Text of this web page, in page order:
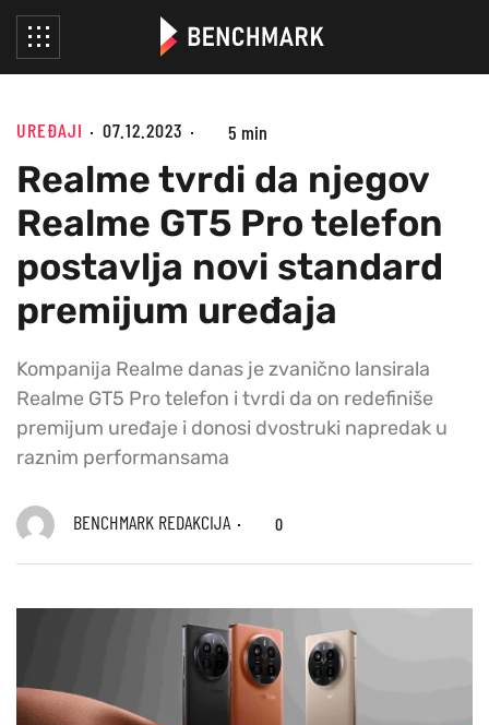
UREĐAJI 07.12.2023 5 min
Realme tvrdi da njegov
Realme GT5 Pro telefon
postavlja novi standard
premijum uređaja
Kompanija Realme danas je zvanično lansirala
Realme GT5 Pro telefon i tvrdi da on redefiniše
premijum uređaje i donosi dvostruki napredak u
raznim performansama
BENCHMARK REDAKCIJA 0